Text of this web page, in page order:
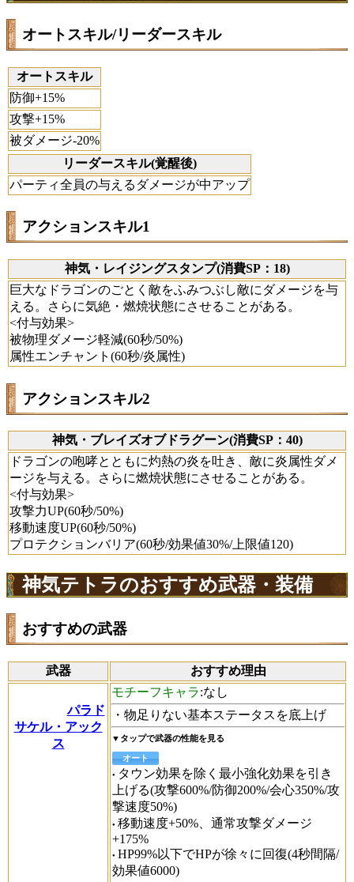
オートスキル/リーダースキル
オートスキル
防御+15%
攻撃+15%
被ダメージ-20%
リーダースキル(覚醒後)
パーティ全員の与えるダメージが中アップ
アクションスキル1
神気・レイジングスタンプ(消費SP：18)
巨大なドラゴンのごとく敵をふみつぶし敵にダメージを与
える。さらに気絶・燃焼状態にさせることがある。
<付与効果>
被物理ダメージ軽減(60秒/50%)
属性エンチャント(60秒/炎属性)
アクションスキル2
神気・ブレイズオブドラグーン(消費SP：40)
ドラゴンの咆哮とともに灼熱の炎を吐き、敵に炎属性ダメ
ージを与える。さらに燃焼状態にさせることがある。
<付与効果>
攻撃力UP(60秒/50%)
移動速度UP(60秒/50%)
プロテクションバリア(60秒/効果値30%/上限値120)
神気テトラのおすすめ武器・装備
おすすめの武器
武器 おすすめ理由
パラド
サケル・アック
ス
モチーフキャラ:なし
・物足りない基本ステータスを底上げ
▼タップで武器の性能を見る
オート
タウン効果を除く最小強化効果を引き
上げる(攻撃600%/防御200%/会心350%/攻
撃速度50%)
移動速度+50%、通常攻撃ダメージ
+175%
HP99%以下でHPが徐々に回復(4秒間隔/
効果値6000)